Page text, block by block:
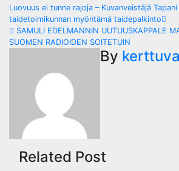
Post
navigation
Luovuus ei tunne rajoja – Kuvanveistäjä
taidetoimikunnan myöntämä taidepalkinto
SAMULI EDELMANNIN UUTUUSKAPPALE
SUOMEN RADIOIDEN SOITETUIN
By
Related Post